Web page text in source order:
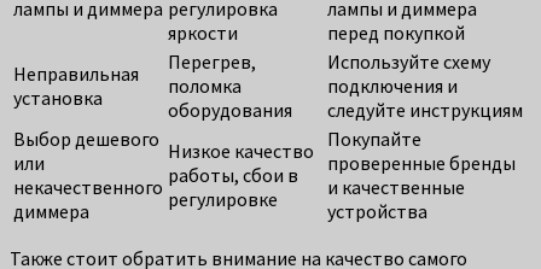
лампы и диммера регулировка
яркости
лампы и диммера
перед покупкой
Неправильная
установка
Перегрев,
поломка
оборудования
Используйте схему
подключения и
следуйте инструкциям
Выбор дешевого
или
некачественного
диммера
Низкое качество
работы, сбои в
регулировке
Покупайте
проверенные бренды
и качественные
устройства
Также стоит обратить внимание на качество самого